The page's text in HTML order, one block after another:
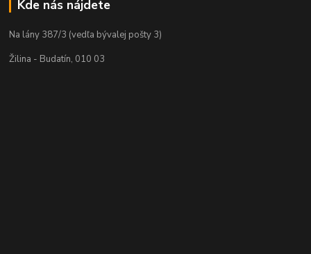
Kde nás nájdete
Na lány 387/3 (vedľa bývalej pošty 3)
Žilina - Budatín, 010 03